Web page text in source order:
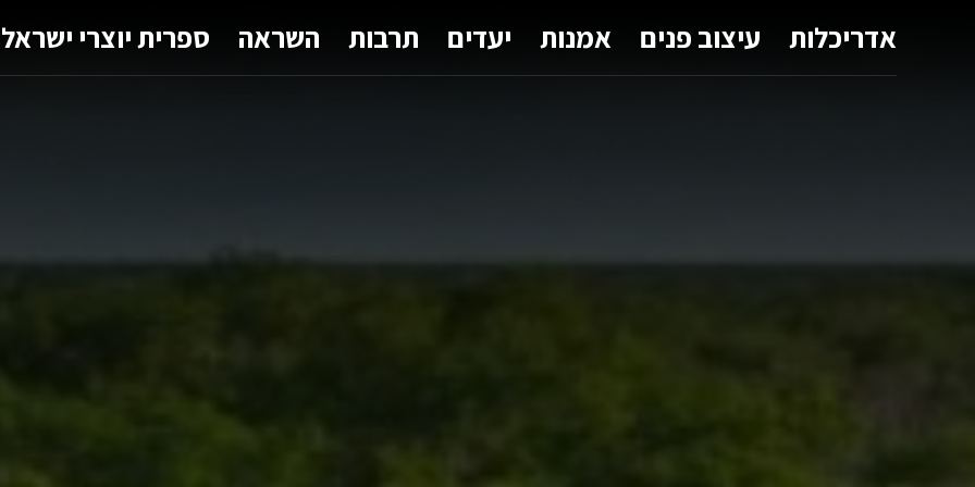
אדריכלות עיצוב פנים אמנות יעדים תרבות השראה ספרית יוצרי ישראל